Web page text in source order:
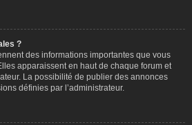
?
des informations importantes que vous
apparaissent en haut de chaque forum et
La possibilité de publier des annonces
définies par l’administrateur.